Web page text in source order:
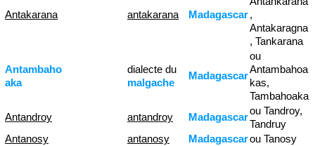
Antakarana antakarana Madagascar,
Antakaragna
, Tankarana
Antambaho
aka
dialecte du
malgache
Madagascar
ou
Antambahoa
kas,
Tambahoaka
Antandroy
antandroy Madagascar
ou Tandroy,
Tandruy
Antanosy
antanosy Madagascarou Tanosy